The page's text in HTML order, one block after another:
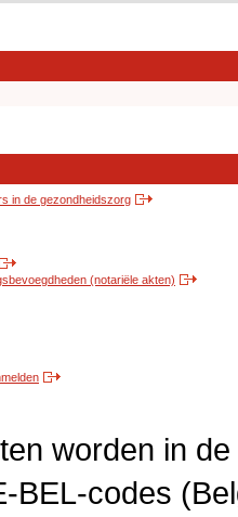
in de gezondheidszorg
(notariële akten)
worden in
BEL-codes